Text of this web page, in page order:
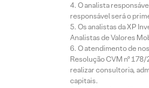
O analista
responsável será o
Os analistas da XP
Analistas de Valores
O atendimento de
Resolução CVM nº
realizar consultoria,
capitais.